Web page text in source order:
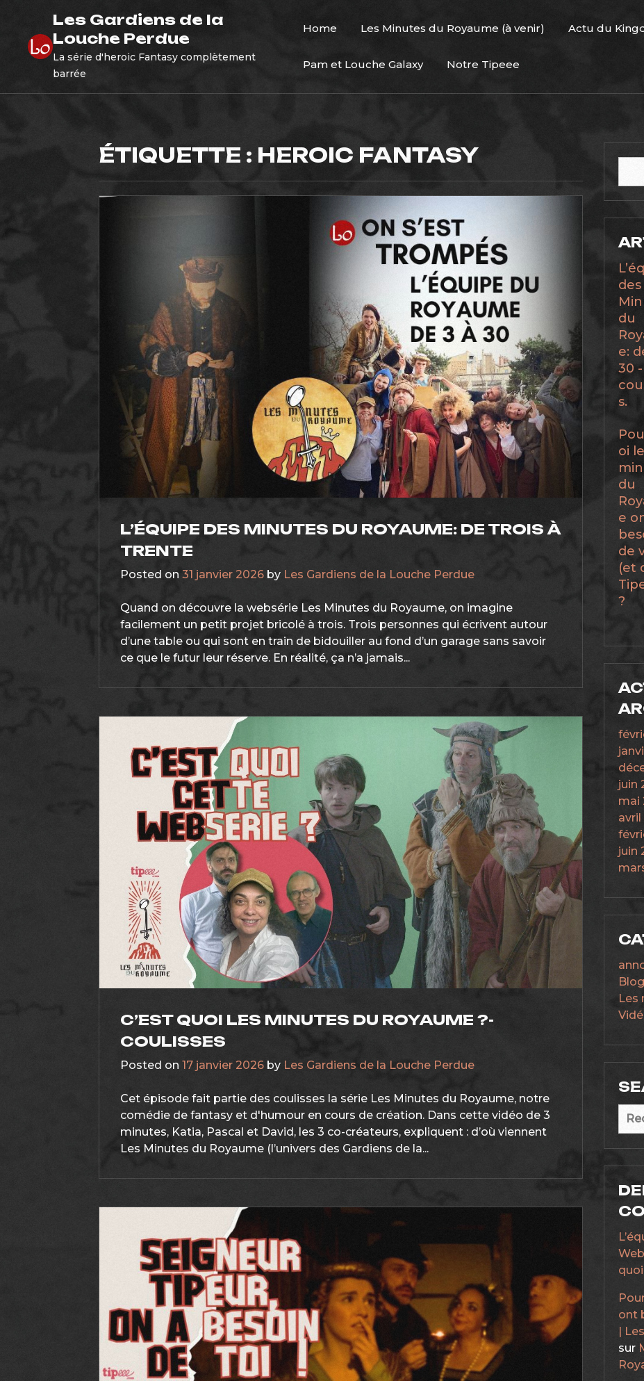
content
Les Gardiens de la
Louche Perdue
La série d'heroic Fantasy complètement
barrée
Home Les Minutes du Royaume (à venir) Actu du
Pam et Louche Galaxy Notre Tipeee
ÉTIQUETTE : HEROIC FANTASY
L’ÉQUIPE DES MINUTES DU ROYAUME: DE TROIS À
TRENTE
Posted on 31 janvier 2026 by Les Gardiens de la Louche Perdue
Quand on découvre la websérie Les Minutes du Royaume, on imagine
facilement un petit projet bricolé à trois. Trois personnes qui écrivent autour
d’une table ou qui sont en train de bidouiller au fond d’un garage sans savoir
ce que le futur leur réserve. En réalité, ça n’a jamais...
C’EST QUOI LES MINUTES DU ROYAUME ?-
COULISSES
Posted on 17 janvier 2026 by Les Gardiens de la Louche Perdue
Cet épisode fait partie des coulisses la série Les Minutes du Royaume, notre
comédie de fantasy et d'humour en cours de création. Dans cette vidéo de 3
minutes, Katia, Pascal et David, les 3 co-créateurs, expliquent : d’où viennent
Les Minutes du Royaume (l’univers des Gardiens de la...
des
du
e:
30 -
s.
oi
du
e
de
(et
?
juin
mai
avril
juin
Blog
Les
ont
|
sur